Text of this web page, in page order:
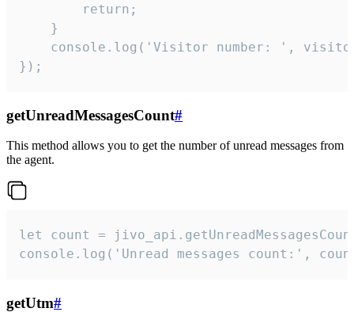
        return;
    }
console.log('Visitor number: ',
});
getUnreadMessagesCount#
This method allows you to get the number of unread messages from
the agent.
let count =
console.log('Unread messages count:',
getUtm#